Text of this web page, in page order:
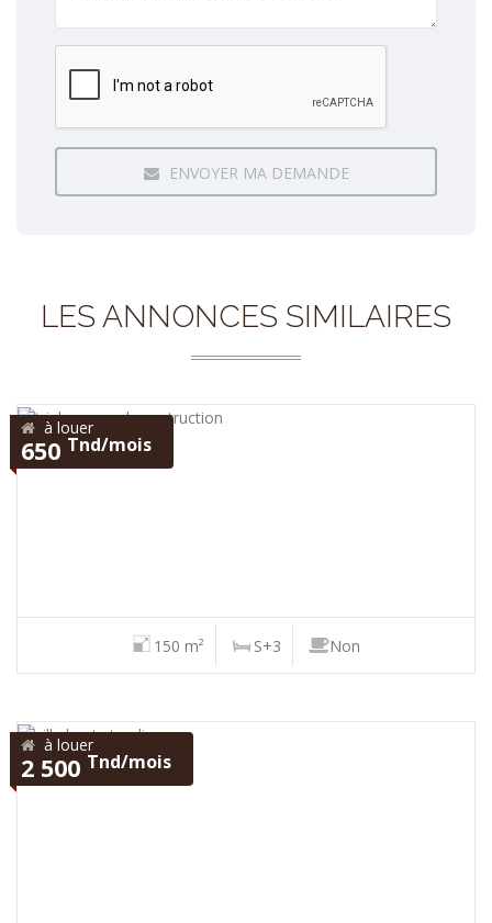
ENVOYER MA DEMANDE
LES ANNONCES SIMILAIRES
à louer
650 Tnd/mois
150 m² S+3 Non
à louer
2 500 Tnd/mois